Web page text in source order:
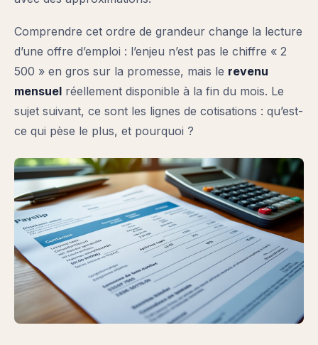
Comprendre cet ordre de grandeur change la lecture
d’une offre d’emploi : l’enjeu n’est pas le chiffre « 2
500 » en gros sur la promesse, mais le revenu
mensuel réellement disponible à la fin du mois. Le
sujet suivant, ce sont les lignes de cotisations : qu’est-
ce qui pèse le plus, et pourquoi ?